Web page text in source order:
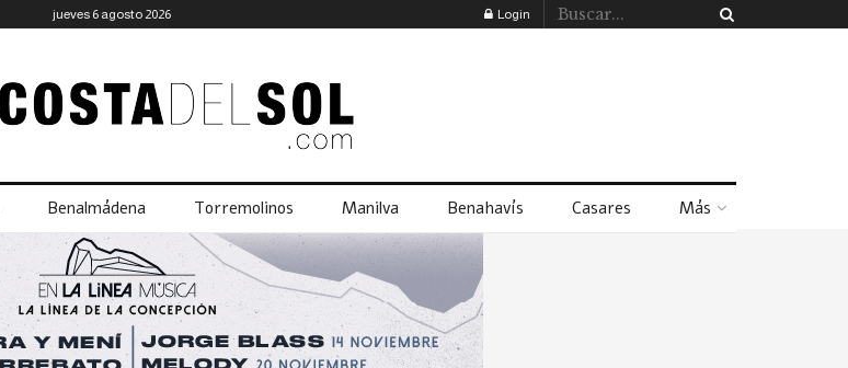
jueves 6 agosto 2026 Login
Benalmádena Torremolinos Manilva Benahavís Casares Más